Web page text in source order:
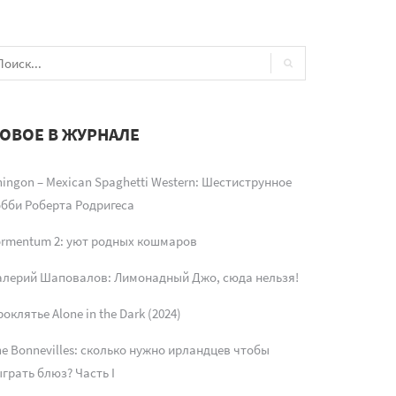
В ЖУРНАЛЕ
– Mexican Spaghetti Western: Шестиструнное
Роберта Родригеса
2: уют родных кошмаров
Шаповалов: Лимонадный Джо, сюда нельзя!
Alone in the Dark (2024)
Bonnevilles: сколько нужно ирландцев чтобы
блюз? Часть I